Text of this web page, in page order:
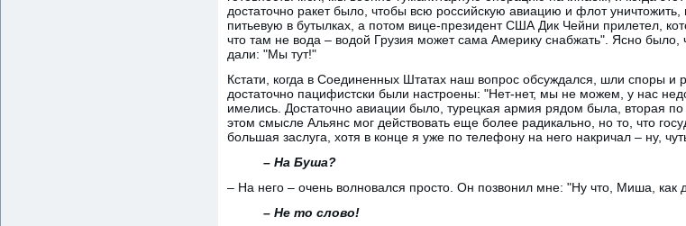
достаточно ракет было, чтобы всю российскую авиацию и флот
питьевую в бутылках, а потом вице-президент США Дик Чейни прилетел,
что там не вода – водой Грузия может сама Америку снабжать". Ясно
дали: "Мы тут!"
Кстати, когда в Соединенных Штатах наш вопрос обсуждался, шли споры и
достаточно пацифистски были настроены: "Нет-нет, мы не можем, у нас
имелись. Достаточно авиации было, турецкая армия рядом была, вторая
этом смысле Альянс мог действовать еще более радикально, но то, что
большая заслуга, хотя в конце я уже по телефону на него накричал – ну,
– На Буша?
– На него – очень волновался просто. Он позвонил мне: "Ну что, Миша,
– Не то слово!